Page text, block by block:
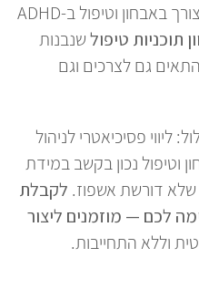
הליווי הפסיכיאטרי והרגשי, ומהצורך באבחון וטיפול ב-ADHD
תוכניות טיפולשנבנות
גם לצרכים וגם
ליווי פסיכיאטרי לניהול
וטיפול נכון בקשב במידת
דורשת אשפוז. לקבלת
לכם — מוזמנים ליצור
וללא התחייבות.